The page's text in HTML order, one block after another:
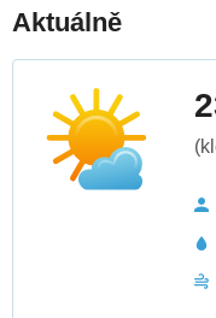
Aktuálně